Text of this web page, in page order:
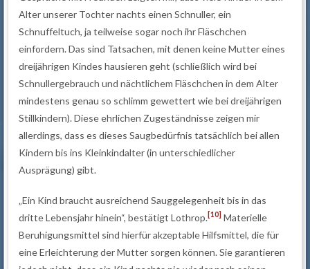
Alter unserer Tochter nachts einen Schnuller, ein
Schnuffeltuch, ja teilweise sogar noch ihr Fläschchen
einfordern. Das sind Tatsachen, mit denen keine Mutter eines
dreijährigen Kindes hausieren geht (schließlich wird bei
Schnullergebrauch und nächtlichem Fläschchen in dem Alter
mindestens genau so schlimm gewettert wie bei dreijährigen
Stillkindern). Diese ehrlichen Zugeständnisse zeigen mir
allerdings, dass es dieses Saugbedürfnis tatsächlich bei allen
Kindern bis ins Kleinkindalter (in unterschiedlicher
Ausprägung) gibt.
„Ein Kind braucht ausreichend Sauggelegenheit bis in das
dritte Lebensjahr hinein“, bestätigt Lothrop.[10] Materielle
Beruhigungsmittel sind hierfür akzeptable Hilfsmittel, die für
eine Erleichterung der Mutter sorgen können. Sie garantieren